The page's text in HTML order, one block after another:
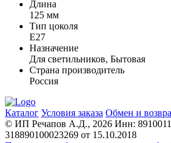
Длина
125 мм
Тип цоколя
E27
Назначение
Для светильников, Бытовая
Страна производитель
Россия
Каталог Условия заказа Обмен и
© ИП Речапов А.Д., 2026 Инн:
318890100023269 от 15.10.2018